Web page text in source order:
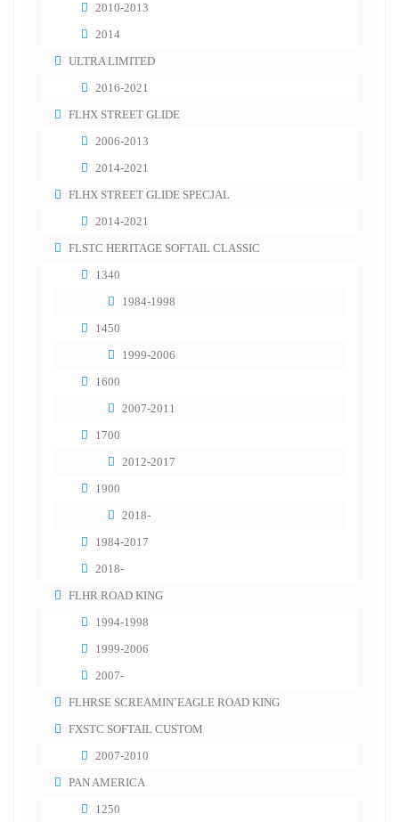
2010-2013
2014
ULTRA LIMITED
2016-2021
FLHX STREET GLIDE
2006-2013
2014-2021
FLHX STREET GLIDE SPECJAL
2014-2021
FLSTC HERITAGE SOFTAIL CLASSIC
1340
1984-1998
1450
1999-2006
1600
2007-2011
1700
2012-2017
1900
2018-
1984-2017
2018-
FLHR ROAD KING
1994-1998
1999-2006
2007-
FLHRSE SCREAMIN`EAGLE ROAD KING
FXSTC SOFTAIL CUSTOM
2007-2010
PAN AMERICA
1250